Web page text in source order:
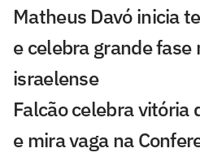
Matheus Davó inicia
e celebra grande
israelense
Falcão celebra vitória
e mira vaga na